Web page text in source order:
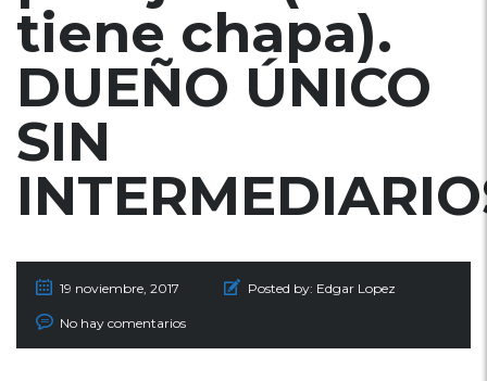
tiene chapa).
DUEÑO ÚNICO
SIN
19 noviembre, 2017 Posted by: Edgar Lopez
No hay comentarios